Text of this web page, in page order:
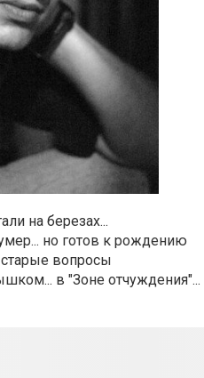
на березах...
но готов к рождению
вопросы
в "Зоне отчуждения"...